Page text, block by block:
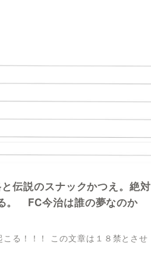
伝説のスナックかつえ。絶対
。 FC今治は誰の夢なのか
る！！！ この文章は１８禁とさせ